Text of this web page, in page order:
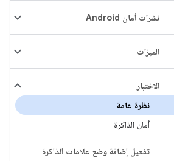
نشرات أمان Android
الميزات
الاختبار
نظرة عامة
أمان الذاكرة
تفعيل إضافة وضع علامات الذاكرة